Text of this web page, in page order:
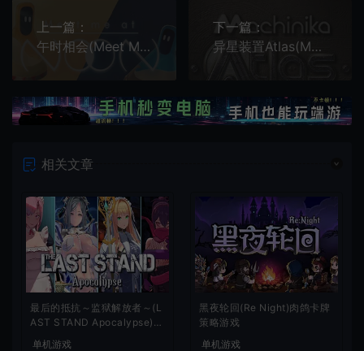
上一篇：
午时相会(Meet Me At NooN)简中|PC|PUZ|时间循环机制休闲益智游戏
下一篇：
异星装置Atlas(Machinika: Atlas)宇宙益智解谜游戏|下载
相关文章
最后的抵抗～监狱解放者～(L
AST STAND Apocalypse)卡
单机游戏
黑夜轮回(Re Night)肉鸽卡牌
策略游戏
单机游戏